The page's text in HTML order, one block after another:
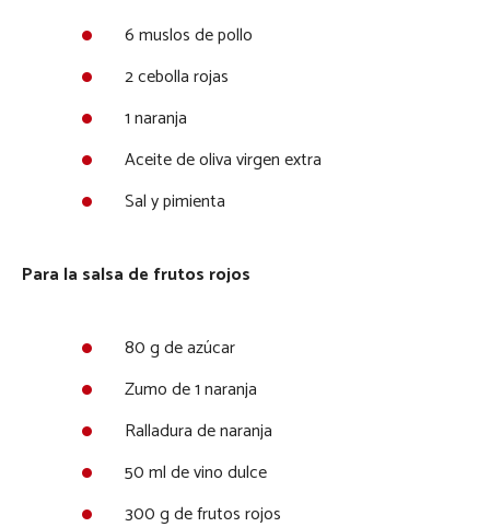
6 muslos de pollo
2 cebolla rojas
1 naranja
Aceite de oliva virgen extra
Sal y pimienta
Para la salsa de frutos rojos
80 g de azúcar
Zumo de 1 naranja
Ralladura de naranja
50 ml de vino dulce
300 g de frutos rojos